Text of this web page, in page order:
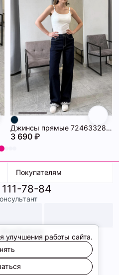
Джинсы прямые 72463328\13
3 690 ₽
Покупателям
Доставка
Условия оплаты
Образы
78-84
cookie
улучшения работы сайта.